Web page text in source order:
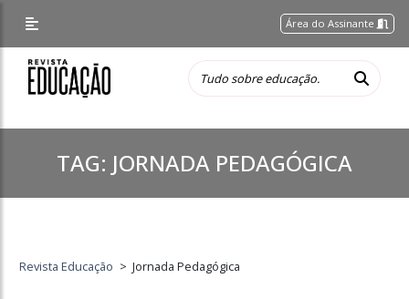
Área do Assinante
TAG: JORNADA PEDAGÓGICA
Revista Educação > Jornada Pedagógica